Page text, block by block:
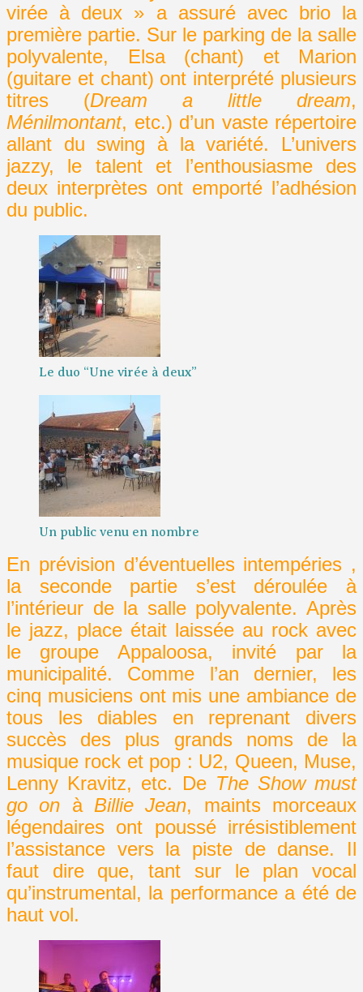
virée à deux » a assuré avec brio la
première partie. Sur le parking de la salle
polyvalente, Elsa (chant) et Marion
(guitare et chant) ont interprété plusieurs
titres (Dream a little dream,
Ménilmontant, etc.) d’un vaste répertoire
allant du swing à la variété. L’univers
jazzy, le talent et l’enthousiasme des
deux interprètes ont emporté l’adhésion
du public.
Le duo “Une virée à deux”
Un public venu en nombre
En prévision d’éventuellesintempéries ,
la seconde partie s’est déroulée à
l’intérieur de la salle polyvalente. Après
le jazz, place était laissée au rock avec
le groupe Appaloosa, invité par la
municipalité. Comme l’an dernier, les
cinq musiciens ont mis une ambiance de
tous les diables en reprenant divers
succès des plus grands noms de la
musique rock et pop : U2, Queen, Muse,
Lenny Kravitz, etc. De The Show must
go on à Billie Jean, maints morceaux
légendaires ont poussé irrésistiblement
l’assistance vers la piste de danse. Il
faut dire que, tant sur le plan vocal
qu’instrumental, la performance a été de
haut vol.